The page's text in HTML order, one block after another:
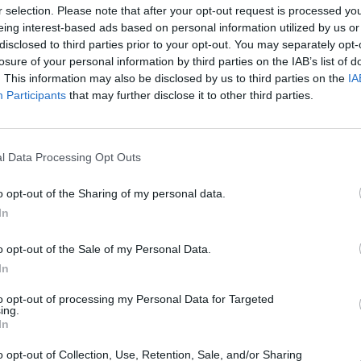
selection. Please note that after your opt-out request is processed
interest-based ads based on personal information utilized by us
to third parties prior to your opt-out. You may separately
of your personal information by third parties on the IAB’s list of
This information may also be disclosed by us to third parties on the
Participants that may further disclose it to other third parties.
Data Processing Opt Outs
opt-out of the Sharing of my personal data.
opt-out of the Sale of my Personal Data.
opt-out of processing my Personal Data for Targeted
opt-out of Collection, Use, Retention, Sale, and/or Sharing
mercato del lavoro ancora segnato dai
dal COVID 19, la partecipazione
nel 2020 dal crollo dei settori del
servizi alle imprese, torna ad avvicinarsi
in parte per un decremento degli
per una maggiore disponibilità dei
all’altro.
fragili, soprattutto se si guarda alle
4
con i